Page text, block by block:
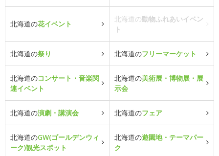
北海道の花イベント
北海道の動物ふれあいイベン
ト
北海道の祭り 北海道のフリーマーケット
北海道のコンサート・音楽関
連イベント
北海道の美術展・博物展・展
示会
北海道の演劇・講演会 北海道のフェア
北海道のGW(ゴールデンウィ
ーク)観光スポット
北海道の遊園地・テーマパー
ク